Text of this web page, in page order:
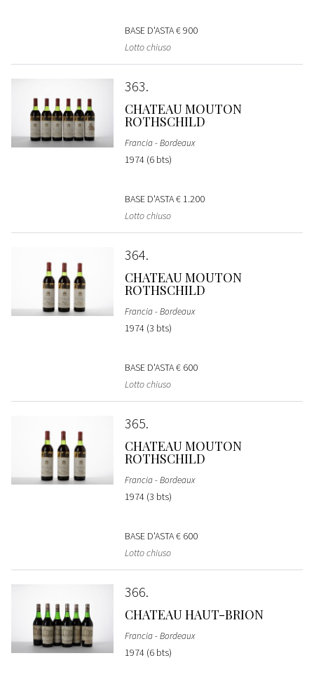
BASE D'ASTA€ 900
Lotto chiuso
363
CHATEAU MOUTON
ROTHSCHILD
Francia - Bordeaux
1974 (6 bts)
BASE D'ASTA€ 1.200
Lotto chiuso
364
CHATEAU MOUTON
ROTHSCHILD
Francia - Bordeaux
1974 (3 bts)
BASE D'ASTA€ 600
Lotto chiuso
365
CHATEAU MOUTON
ROTHSCHILD
Francia - Bordeaux
1974 (3 bts)
BASE D'ASTA€ 600
Lotto chiuso
366
CHATEAU HAUT-BRION
Francia - Bordeaux
1974 (6 bts)